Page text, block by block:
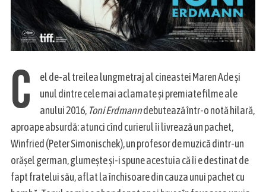
C
el de-al treilea lungmetraj al cineastei Maren Ade și
unul dintre cele mai aclamate și premiate filme ale
anului 2016, Toni Erdmanndebutează într-o notă hilară,
aproape absurdă: atunci cînd curierul îi livrează un pachet,
Winfried (Peter Simonischek), un profesor de muzică dintr-un
orășel german, glumește și-i spune acestuia că îi e destinat de
fapt fratelui său, aflat la închisoare din cauza unui pachet cu